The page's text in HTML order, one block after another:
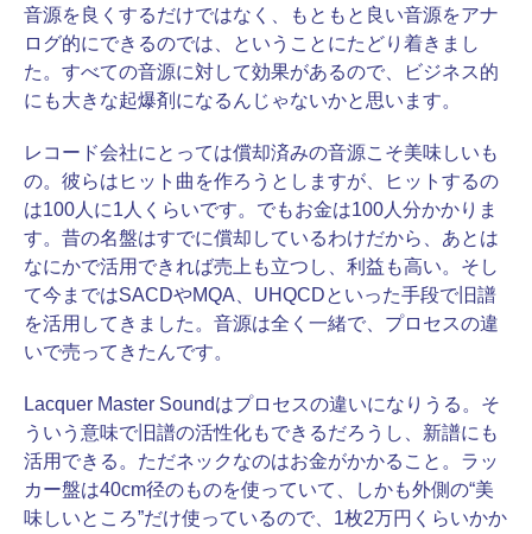
音源を良くするだけではなく、もともと良い音源をアナ
ログ的にできるのでは、ということにたどり着きまし
た。すべての音源に対して効果があるので、ビジネス的
にも大きな起爆剤になるんじゃないかと思います。
レコード会社にとっては償却済みの音源こそ美味しいも
の。彼らはヒット曲を作ろうとしますが、ヒットするの
は100人に1人くらいです。でもお金は100人分かかりま
す。昔の名盤はすでに償却しているわけだから、あとは
なにかで活用できれば売上も立つし、利益も高い。そし
て今まではSACDやMQA、UHQCDといった手段で旧譜
を活用してきました。音源は全く一緒で、プロセスの違
いで売ってきたんです。
Lacquer Master Soundはプロセスの違いになりうる。そ
ういう意味で旧譜の活性化もできるだろうし、新譜にも
活用できる。ただネックなのはお金がかかること。ラッ
カー盤は40cm径のものを使っていて、しかも外側の“美
味しいところ”だけ使っているので、1枚2万円くらいかか